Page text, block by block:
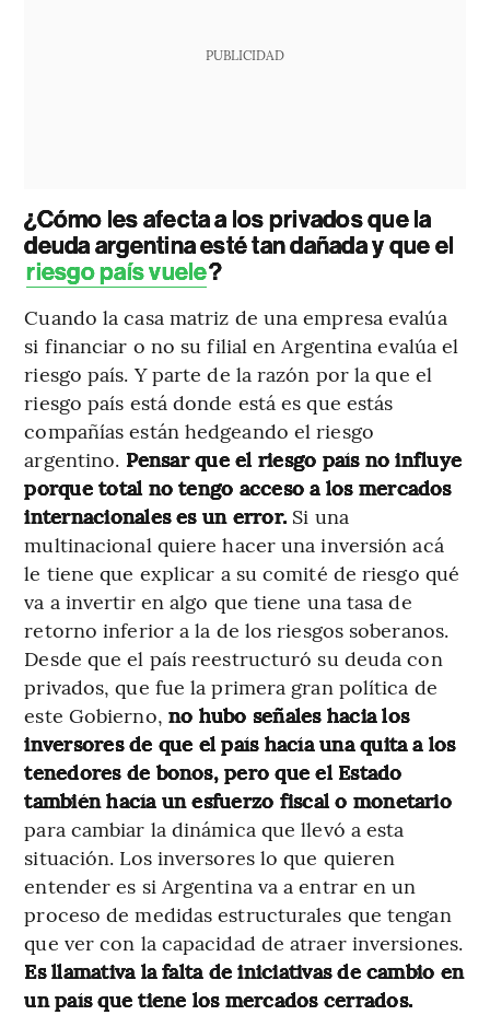
PUBLICIDAD
¿Cómo les afecta a los privados que la
deuda argentina esté tan dañada y que el
riesgo país vuele?
Cuando la casa matriz de una empresa evalúa
si financiar o no su filial en Argentina evalúa el
riesgo país. Y parte de la razón por la que el
riesgo país está donde está es que estás
compañías están hedgeando el riesgo
argentino. Pensar que el riesgo país no influye
porque total no tengo acceso a los mercados
internacionales es un error. Si una
multinacional quiere hacer una inversión acá
le tiene que explicar a su comité de riesgo qué
va a invertir en algo que tiene una tasa de
retorno inferior a la de los riesgos soberanos.
Desde que el país reestructuró su deuda con
privados, que fue la primera gran política de
este Gobierno, no hubo señales hacia los
inversores de que el país hacía una quita a los
tenedores de bonos, pero que el Estado
también hacía un esfuerzo fiscal o monetario
para cambiar la dinámica que llevó a esta
situación. Los inversores lo que quieren
entender es si Argentina va a entrar en un
proceso de medidas estructurales que tengan
que ver con la capacidad de atraer inversiones.
Es llamativa la falta de iniciativas de cambio en
un país que tiene los mercados cerrados.